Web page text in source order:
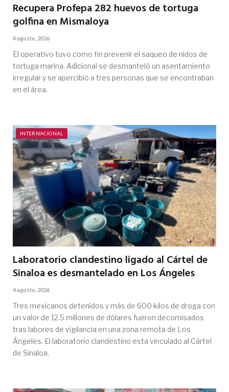
Recupera Profepa 282 huevos de tortuga
golfina en Mismaloya
4 agosto, 2026
El operativo tuvo como fin prevenir el saqueo de nidos de
tortuga marina. Adicional se desmanteló un asentamiento
irregular y se apercibió a tres personas que se encontraban
en el área.
INTERNACIONAL
Laboratorio clandestino ligado al Cártel de
Sinaloa es desmantelado en Los Ángeles
4 agosto, 2026
Tres mexicanos detenidos y más de 600 kilos de droga con
un valor de 12.5 millones de dólares fueron decomisados
tras labores de vigilancia en una zona remota de Los
Ángeles. El laboratorio clandestino esta vinculado al Cártel
de Sinaloa.